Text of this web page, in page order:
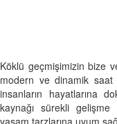
Köklü geçmişimizin bize
modern ve dinamik saat
insanların hayatlarına
kaynağı sürekli gelişme
yaşam tarzlarına uyum